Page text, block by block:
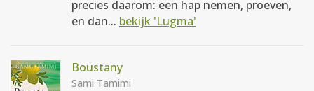
precies daarom: een hap nemen, proeven,
en dan... bekijk 'Lugma'
Boustany
Sami Tamimi